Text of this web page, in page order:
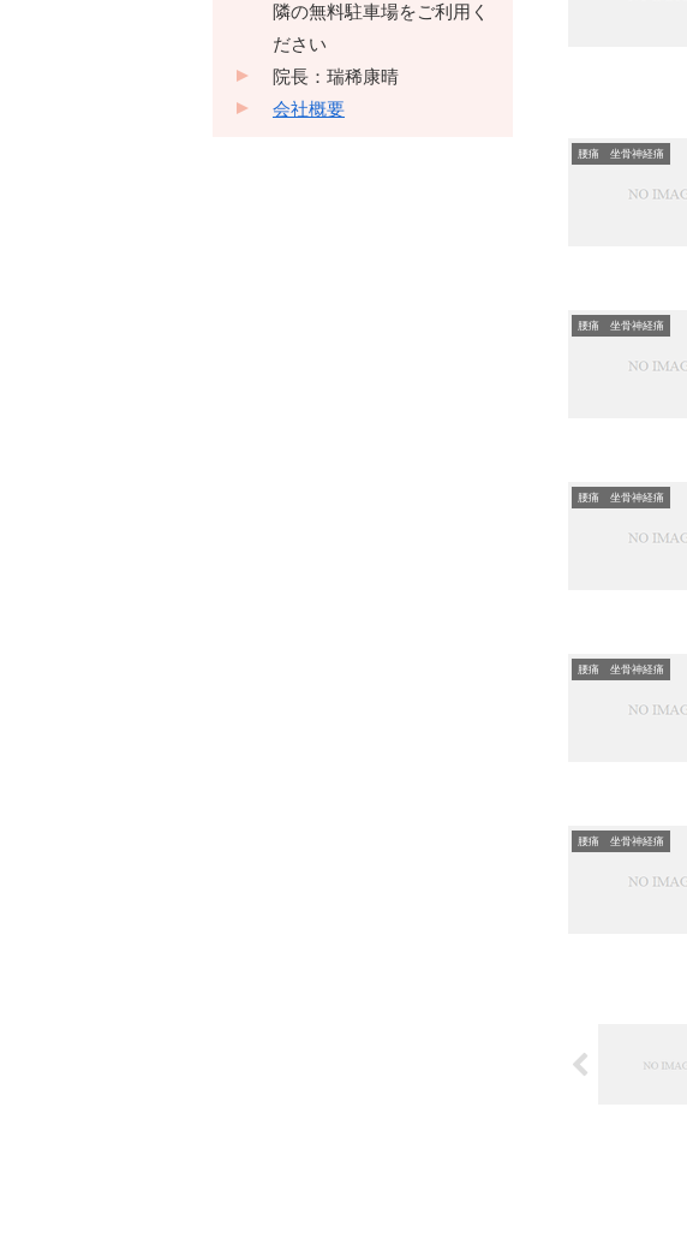
腰痛 坐骨神経痛
腰痛 坐骨神経痛
腰痛 坐骨神経痛
腰痛 坐骨神経痛
腰痛 坐骨神経痛
隣の無料駐車場をご利用く
ださい
院長：瑞稀康晴
会社概要